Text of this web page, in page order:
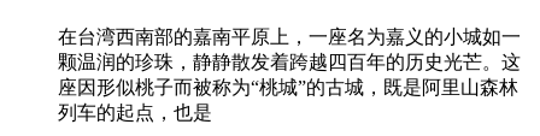
在台湾西南部的嘉南平原上，一座名为嘉义的小城如一
颗温润的珍珠，静静散发着跨越四百年的历史光芒。这
座因形似桃子而被称为“桃城”的古城，既是阿里山森林
列车的起点，也是